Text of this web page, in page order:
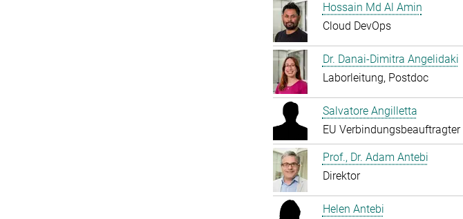
Hossain Md Al Amin
Cloud DevOps
Dr. Danai-Dimitra Angelidaki
Laborleitung, Postdoc
Salvatore Angilletta
EU Verbindungsbeauftragter
Prof., Dr. Adam Antebi
Direktor
Helen Antebi